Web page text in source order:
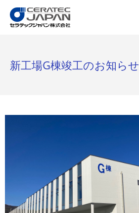
新工場G棟竣工のお知らせ